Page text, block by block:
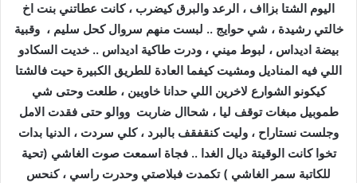
اليوم الشتا بزااف ، الرعد والبرق كيضرب ، كانت عطاتني بنت اخ
خالتي رشيدة ، شي حوايج .. لبست منهم سروال كحل سليم ، وقبية
بيضة اديداس ، لبوط ميني ، ودرت طاكية اديداس .. خديت السكادو
اللي فيه المناديل ومشيت كيفما العادة للطريق الكبيرة حيت فالشتا
كيكونو الشوارع لاخرين اللي حدانا خاويين ، طلعت وحتى شي
طموبيل مبغات توقف ليا ، شحاال ضاربت ووالو حتى فقدت الامل
وجلست نستاراح ، وليت كنقفقف بالبرد ، كلي سردت ، الدنيا بدات
تخوا كانت الوقيتة ديال الغدا .. فجاة اسمعت صوت الغاشي (تحية
للكاتبة سمر الغاشي ) تكمدت فبلاصتي وحدرت راسي ، كنحس